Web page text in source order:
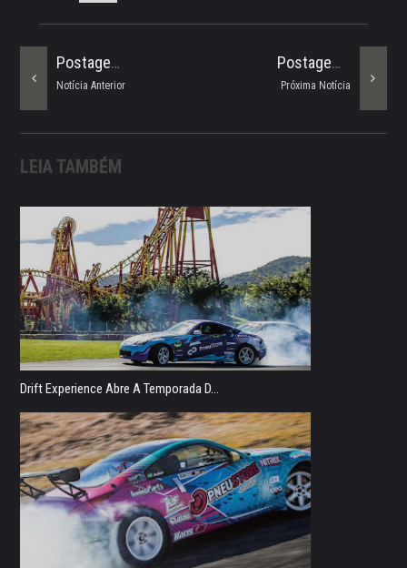
Postagem Mais Recente
Próxima Notícia
Postagem Mais Antiga
Notícia Anterior
LEIA TAMBÉM
Drift Experience Abre A Temporada D...